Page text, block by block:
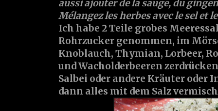
aussi ajouter de la sauge, du
Mélangez les herbes avec le sel et
Ich habe 2 Teile grobes
Rohrzucker genommen, im
Knoblauch, Thymian, Lorbeer,
und Wacholderbeeren
Salbei oder andere Kräuter oder
dann alles mit dem Salz